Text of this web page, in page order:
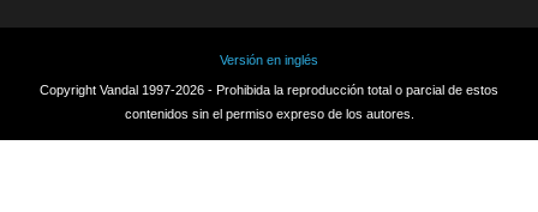
Versión en inglés
Copyright Vandal 1997-2026 - Prohibida la reproducción total o parcial de estos
contenidos sin el permiso expreso de los autores.